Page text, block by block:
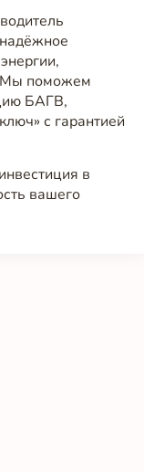
Мы поможем
БАГВ,
с гарантией
в
вашего